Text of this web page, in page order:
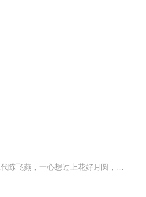
游手好闲但颇有些道行的青年刘能，拜恩师所赐，赢取了貌美如花财富充盈的富二代陈飞燕，一心想过上花好月圆，琴瑟和鸣的日子。然而从入洞房的那一刻开始，新娘就没给过他任何机会，一气之下，刘能负气出走用山上所学，创业自立，白手起家，这对欢喜冤家演...